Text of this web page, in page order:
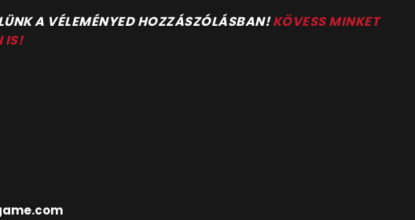
A VÉLEMÉNYED HOZZÁSZÓLÁSBAN!KÖVESS MINKET
IS!